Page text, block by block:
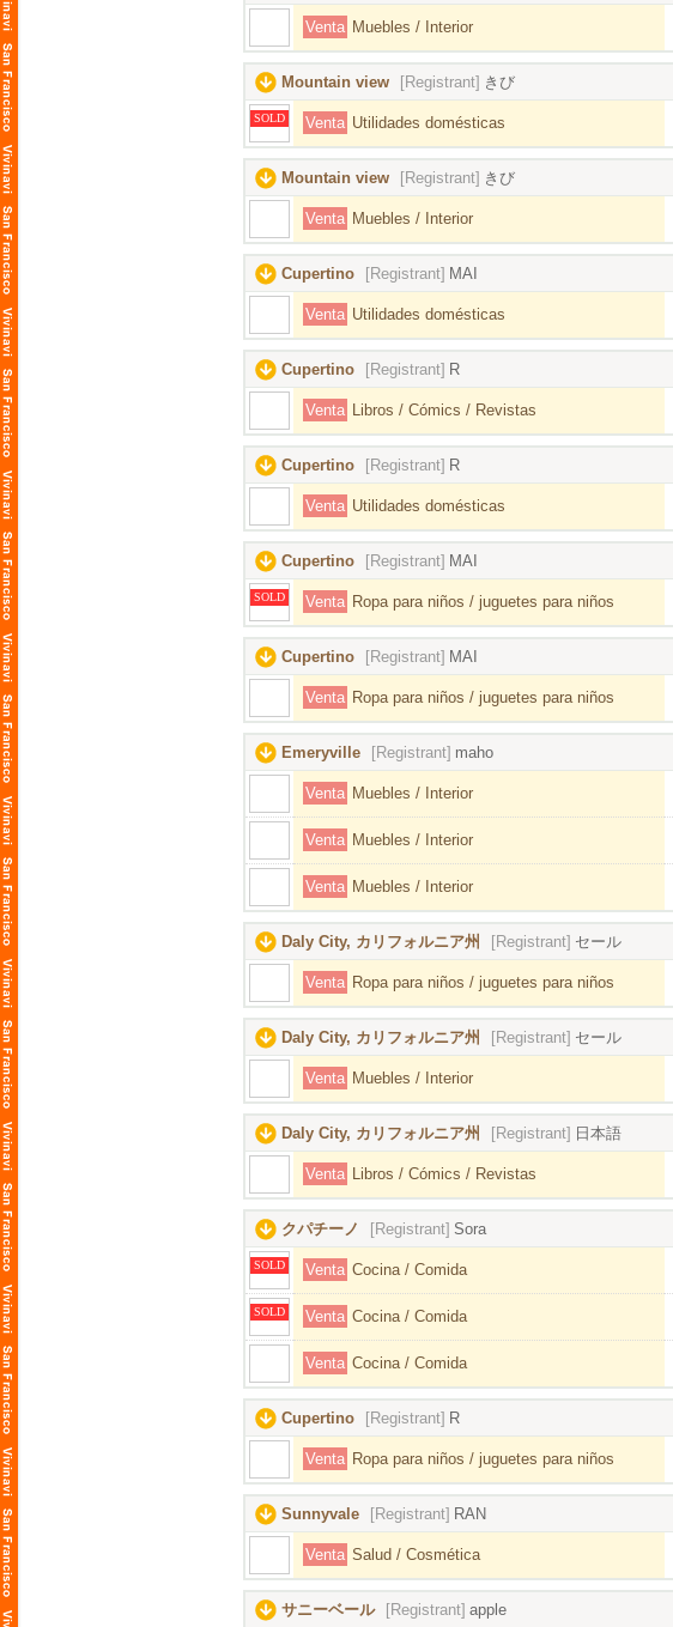
Venta Muebles / Interior
Mountain view [Registrant] きび
SOLD Venta Utilidades domésticas
Mountain view [Registrant] きび
Venta Muebles / Interior
Cupertino [Registrant] MAI
Venta Utilidades domésticas
Cupertino [Registrant] R
Venta Libros / Cómics / Revistas
Cupertino [Registrant] R
Venta Utilidades domésticas
Cupertino [Registrant] MAI
SOLD Venta Ropa para niños / juguetes para niños
Cupertino [Registrant] MAI
Venta Ropa para niños / juguetes para niños
Emeryville [Registrant] maho
Venta Muebles / Interior
Venta Muebles / Interior
Venta Muebles / Interior
Daly City, カリフォルニア州 [Registrant] セール
Venta Ropa para niños / juguetes para niños
Daly City, カリフォルニア州 [Registrant] セール
Venta Muebles / Interior
Daly City, カリフォルニア州 [Registrant] 日本語
Venta Libros / Cómics / Revistas
クパチーノ [Registrant] Sora
SOLD Venta Cocina / Comida
SOLD Venta Cocina / Comida
Venta Cocina / Comida
Cupertino [Registrant] R
Venta Ropa para niños / juguetes para niños
Sunnyvale [Registrant] RAN
Venta Salud / Cosmética
サニーベール [Registrant] apple